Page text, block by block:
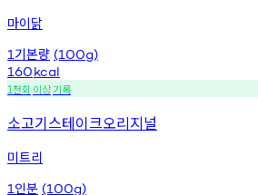
마이닭
1 기본량 (100g)
160kcal
1천회 이상기록
소고기스테이크오리지널
미트리
1 인분 (100g)